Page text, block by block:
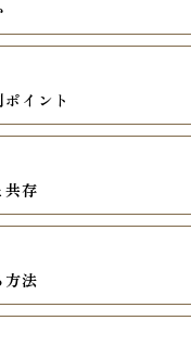
イント
共存
方法